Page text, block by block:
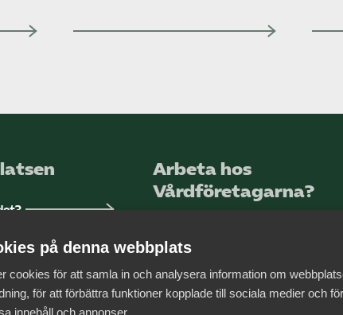
Arbeta hos
Vårdföretagarna?
på denna webbplats
cookies för att samla in och analysera information om
för att förbättra funktioner kopplade till sociala medier och
innehåll och annonser.